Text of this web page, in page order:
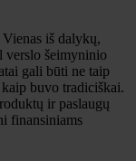
Vienas iš dalykų,
verslo šeimyninio
gali būti ne taip
buvo tradiciškai.
ir paslaugų
finansiniams